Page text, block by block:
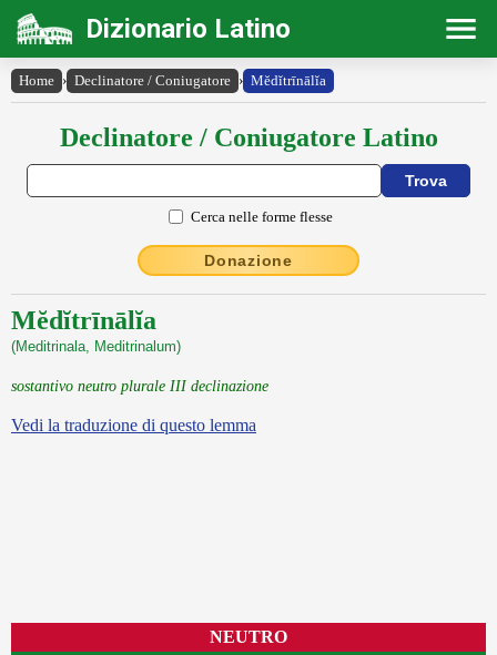
Dizionario Latino
Home › Declinatore / Coniugatore › Mĕdĭtrīnālĭa
Declinatore / Coniugatore Latino
Cerca nelle forme flesse
Donazione
Mĕdĭtrīnālĭa
(Meditrinala, Meditrinalum)
sostantivo neutro plurale III declinazione
Vedi la traduzione di questo lemma
NEUTRO